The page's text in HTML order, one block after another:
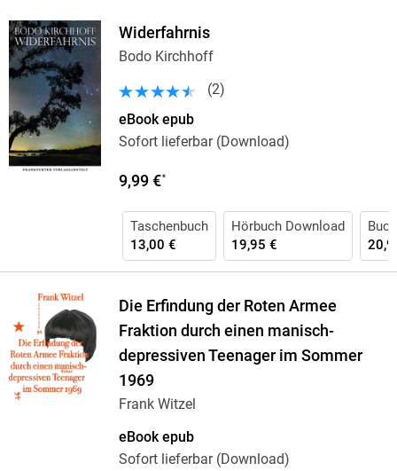
Widerfahrnis
Bodo Kirchhoff
(2)
eBook epub
Sofort lieferbar (Download)
9,99 €*
Taschenbuch
13,00 €
Hörbuch Download
19,95 €
Die Erfindung der Roten Armee
Fraktion durch einen manisch-
depressiven Teenager im Sommer
1969
Frank Witzel
eBook epub
Sofort lieferbar (Download)